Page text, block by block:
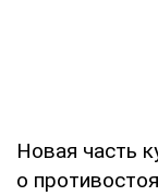
Новая часть
о